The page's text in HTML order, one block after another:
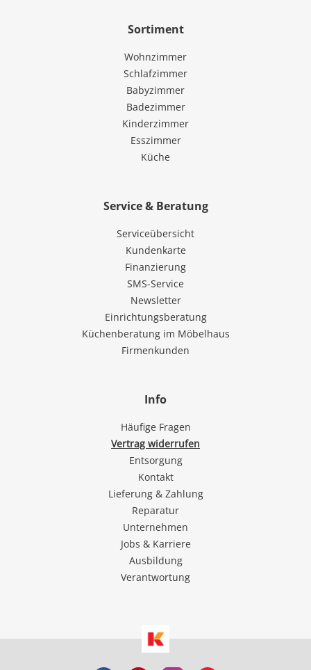
Sortiment
Wohnzimmer
Schlafzimmer
Babyzimmer
Badezimmer
Kinderzimmer
Esszimmer
Küche
Service & Beratung
Serviceübersicht
Kundenkarte
Finanzierung
SMS-Service
Newsletter
Einrichtungsberatung
Küchenberatung im Möbelhaus
Firmenkunden
Info
Häufige Fragen
Vertrag widerrufen
Entsorgung
Kontakt
Lieferung & Zahlung
Reparatur
Unternehmen
Jobs & Karriere
Ausbildung
Verantwortung